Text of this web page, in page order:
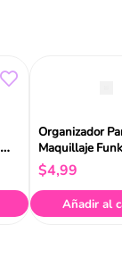
Organizador
Maquillaje
Transparente
$4,99
Añadir al